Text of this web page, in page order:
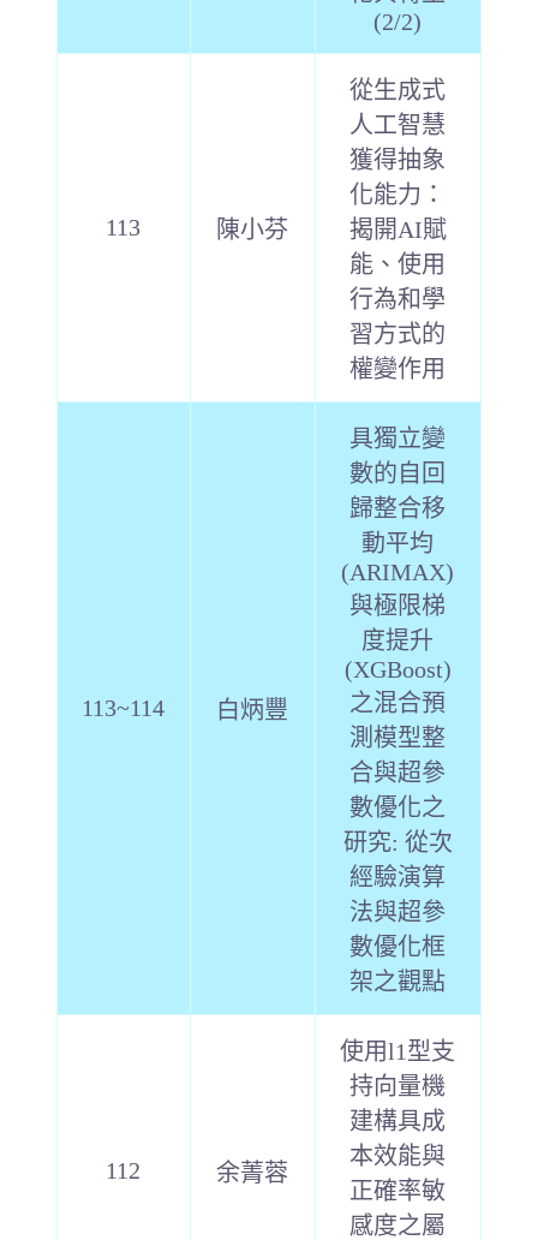
(2/2)
113 陳小芬
從生成式
人工智慧
獲得抽象
化能力：
揭開AI賦
能、使用
行為和學
習方式的
權變作用
113~114 白炳豐
具獨立變
數的自回
歸整合移
動平均
(ARIMAX)
與極限梯
度提升
(XGBoost)
之混合預
測模型整
合與超參
數優化之
研究: 從次
經驗演算
法與超參
數優化框
架之觀點
112 余菁蓉
使用l1型支
持向量機
建構具成
本效能與
正確率敏
感度之屬